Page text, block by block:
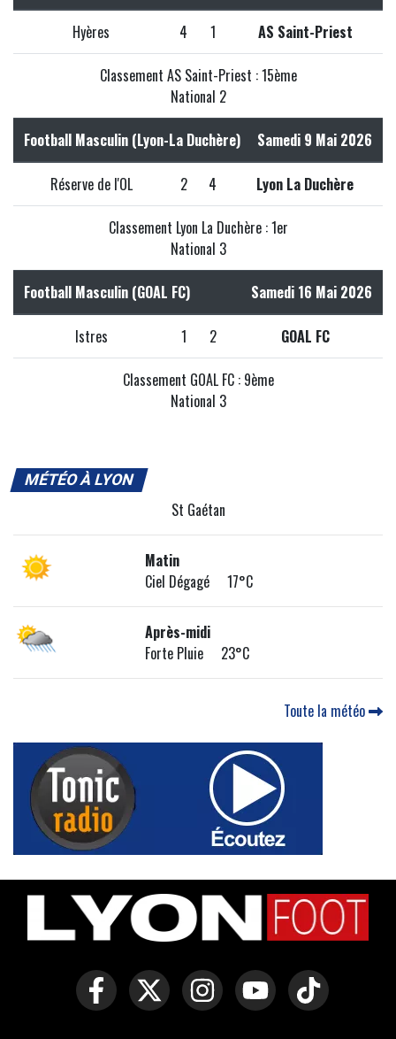
Hyères 4 1 AS Saint-Priest
Classement AS Saint-Priest : 15ème
National 2
Football Masculin (Lyon-La Duchère) Samedi 9 Mai 2026
Réserve de l'OL 2 4 Lyon La Duchère
Classement Lyon La Duchère : 1er
National 3
Football Masculin (GOAL FC) Samedi 16 Mai 2026
Istres 1 2 GOAL FC
Classement GOAL FC : 9ème
National 3
MÉTÉO À LYON
St Gaétan
Matin
Ciel Dégagé 17°C
Après-midi
Forte Pluie 23°C
Toute la météo